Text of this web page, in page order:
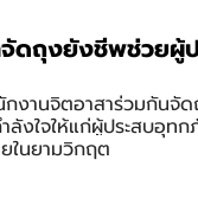
จัดถุงยังชีพช่วยผู้
กงานจิตอาสาร่วมกันจั
งใจให้แก่ผู้ประสบอุท
ในยามวิกฤต